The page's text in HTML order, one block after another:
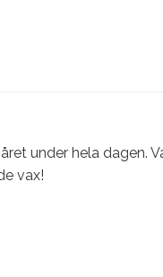
under hela dagen.
vax!